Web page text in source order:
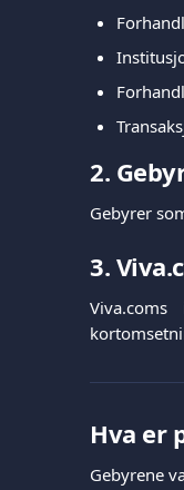
2.
Gebyrer
3.
Hva er
Gebyrene